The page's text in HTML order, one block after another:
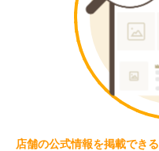
店舗の公式情報を掲載できる